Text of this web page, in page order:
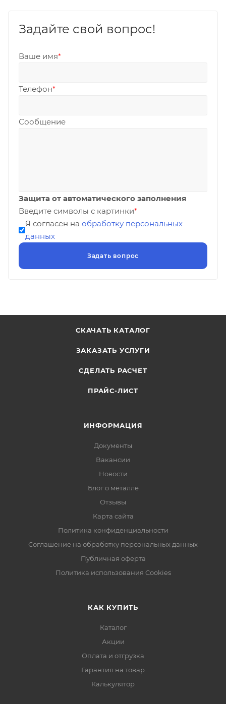
Задайте свой вопрос!
Ваше имя*
Телефон*
Сообщение
Защита от автоматического заполнения
Введите символы с картинки*
Я согласен на обработку персональных
данных
СКАЧАТЬ КАТАЛОГ
ЗАКАЗАТЬ УСЛУГИ
СДЕЛАТЬ РАСЧЕТ
ПРАЙС-ЛИСТ
ИНФОРМАЦИЯ
Документы
Вакансии
Новости
Блог о металле
Отзывы
Карта сайта
Политика конфиденциальности
Соглашение на обработку персональных данных
Публичная оферта
Политика использования Cookies
КАК КУПИТЬ
Каталог
Акции
Оплата и отгрузка
Гарантия на товар
Калькулятор